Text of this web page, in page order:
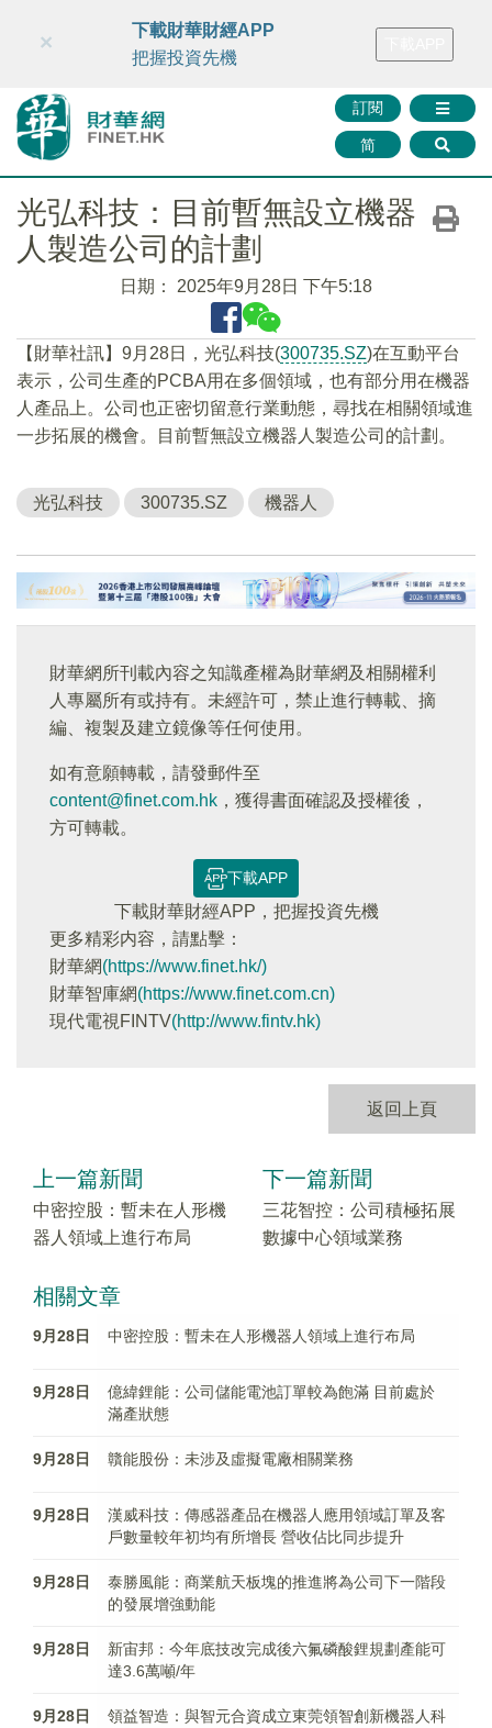
財華智庫網 FINTV FINMETA 財華證券 媒體矩陣
訂閱
简
×
下載財華財經APP
把握投資先機
光弘科技：目前暫無設立機器
人製造公司的計劃
日期： 2025年9月28日 下午5:18
【財華社訊】9月28日，光弘科技(300735.SZ)在互動平台
表示，公司生產的PCBA用在多個領域，也有部分用在機器
人產品上。公司也正密切留意行業動態，尋找在相關領域進
一步拓展的機會。目前暫無設立機器人製造公司的計劃。
光弘科技 300735.SZ 機器人
財華網所刊載內容之知識產權為財華網及相關權利
人專屬所有或持有。未經許可，禁止進行轉載、摘
編、複製及建立鏡像等任何使用。
如有意願轉載，請發郵件至
content@finet.com.hk ，獲得書面確認及授權後，
方可轉載。
下載APP
下載財華財經APP，把握投資先機
更多精彩内容，請點擊：
財華網(https://www.finet.hk/)
財華智庫網(https://www.finet.com.cn)
現代電視FINTV(http://www.fintv.hk)
返回上頁
上一篇新聞
中密控股：暫未在人形機
器人領域上進行布局
下一篇新聞
三花智控：公司積極拓展
數據中心領域業務
相關文章
9月28日 中密控股：暫未在人形機器人領域上進行布局
9月28日
億緯鋰能：公司儲能電池訂單較為飽滿 目前處於
滿產狀態
9月28日 贛能股份：未涉及虛擬電廠相關業務
9月28日
漢威科技：傳感器產品在機器人應用領域訂單及客
戶數量較年初均有所增長 營收佔比同步提升
9月28日
泰勝風能：商業航天板塊的推進將為公司下一階段
的發展增強動能
9月28日
新宙邦：今年底技改完成後六氟磷酸鋰規劃產能可
達3.6萬噸/年
9月28日
領益智造：與智元合資成立東莞領智創新機器人科